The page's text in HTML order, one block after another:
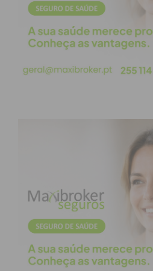
“Este ciclo será
capacidade de
responder a
vez mais
a estratégia da
as políticas
ambiente e
Resultados
2025